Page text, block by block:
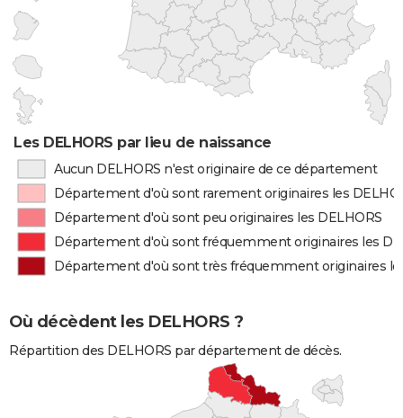
Les DELHORS par lieu de naissance
Aucun DELHORS n'est originaire de ce département
Département d'où sont rarement originaires les
Département d'où sont peu originaires les DELHORS
Département d'où sont fréquemment originaires les
Département d'où sont très fréquemment originaires
Où décèdent les DELHORS ?
Répartition des DELHORS par département de décès.